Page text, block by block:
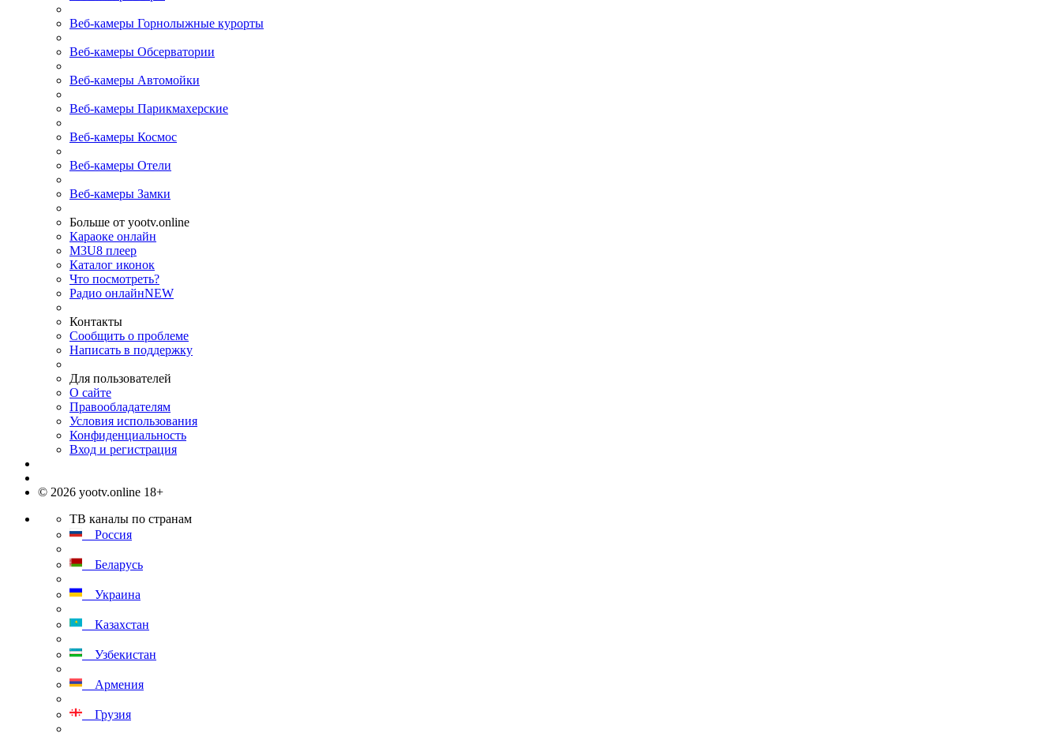
Веб-камеры Горнолыжные курорты
Веб-камеры Обсерватории
Веб-камеры Автомойки
Веб-камеры Парикмахерские
Веб-камеры Космос
Веб-камеры Отели
Веб-камеры Замки
Больше от yootv.online
Караоке онлайн
M3U8 плеер
Каталог иконок
Что посмотреть?
Радио онлайнNEW
Контакты
Сообщить о проблеме
Написать в поддержку
Для пользователей
О сайте
Правообладателям
Условия использования
Конфиденциальность
Вход и регистрация
© 2026 yootv.online 18+
ТВ каналы по странам
Россия
Беларусь
Украина
Казахстан
Узбекистан
Армения
Грузия